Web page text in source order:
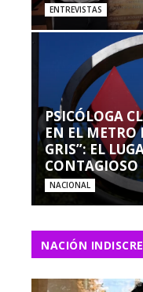
ENTREVISTAS
PSICÓLOGA
EN EL METRO
GRIS”: EL
CONTAGIOSO
NACIONAL
NACIÓN